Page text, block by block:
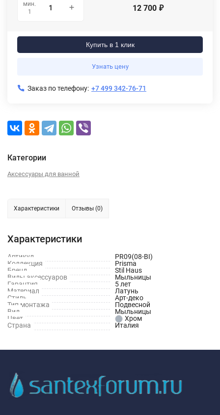
мин.
1
12 700 ₽
Купить в 1 клик
Узнать цену
Заказ по телефону: +7 499 342-76-71
Категории
Аксессуары для ванной
Характеристики Отзывы (0)
Характеристики
Артикул
PR09(08-BI)
Коллекция
Prisma
Бренд
Stil Haus
Виды аксессуаров
Мыльницы
Гарантия
5 лет
Материал
Латунь
Стиль
Арт-деко
Тип монтажа
Подвесной
Вид
Мыльницы
Цвет
Хром
Страна
Италия